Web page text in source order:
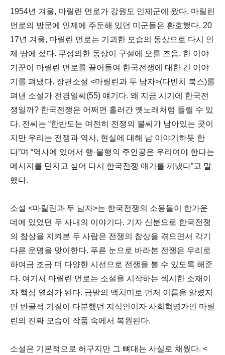
1954년 겨울, 마릴린 먼로가 강원도 인제군에 왔다. 마릴린
먼로의 방문에 인제에 주둔해 있던 미군들은 환호했다. 20
17년 겨울, 마릴린 먼로는 기괴한 모습의 동상으로 다시 인
제 땅에 섰다. 무성의한 동상이 구설에 오를 즈음, 한 이야
기꾼이 마릴린 먼로를 끌어들여 한국전쟁에 대한 긴 이야
기를 펴냈다. 장편소설 <마릴린과 두 남자>(다빈치 북스)를
펴낸 소설가 전경일씨(55) 얘기다. 왜 지금 시기에 한국전
쟁일까? 한국전쟁은 어쩌면 흘러간 옛노래처럼 들릴 수 있
다. 전씨는 “한반도는 여전히 전쟁의 불씨가 남아있는 곳이
지만 우리는 전쟁과 역사, 현실에 대해 남 이야기하듯 한
다”며 “역사에 있어서 행·불행의 주인공은 우리여야 한다는
메시지를 던지고 싶어 다시 한국전쟁 얘기를 꺼냈다”고 말
했다.
소설 <마릴린과 두 남자>는 한국전쟁의 소용돌이 한가운
데에 있었던 두 사내의 이야기다. 기자 신분으로 한국전쟁
의 참상을 지켜본 두 사람은 전쟁의 참상을 겪으면서 각기
다른 운명을 맞이한다. 푸른 눈으로 바라본 전쟁은 우리로
하여금 조금 더 다양한 시선으로 전쟁을 볼 수 있도록 해준
다. 여기서 마릴린 먼로는 소설을 시작하는 섹시한 소재이
자 핵심 열쇠가 된다. 금발의 백치미로 먼저 이름을 알렸지
만 반골적 기질이 다분했던 지식인이자 사회혁명가인 마릴
린의 진짜 모습이 작품 속에서 복원된다.
소설은 기본적으로 허구지만 그 뼈대는 사실로 채웠다. <